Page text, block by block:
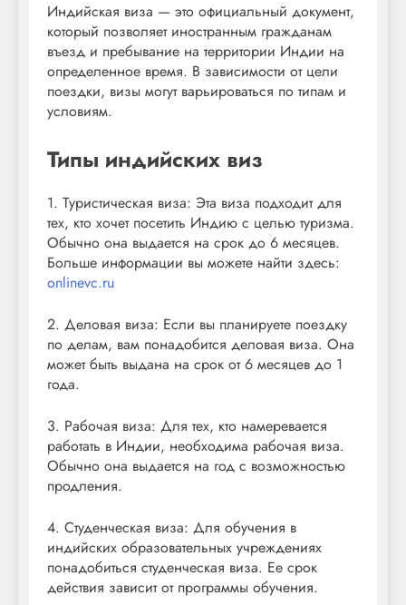
Индийская виза — это официальный документ,
который позволяет иностранным гражданам
въезд и пребывание на территории Индии на
определенное время. В зависимости от цели
поездки, визы могут варьироваться по типам и
условиям.
Типы индийских виз
1. Туристическая виза: Эта виза подходит для
тех, кто хочет посетить Индию с целью туризма.
Обычно она выдается на срок до 6 месяцев.
Больше информации вы можете найти здесь:
onlinevc.ru
2. Деловая виза: Если вы планируете поездку
по делам, вам понадобится деловая виза. Она
может быть выдана на срок от 6 месяцев до 1
года.
3. Рабочая виза: Для тех, кто намеревается
работать в Индии, необходима рабочая виза.
Обычно она выдается на год с возможностью
продления.
4. Студенческая виза: Для обучения в
индийских образовательных учреждениях
понадобиться студенческая виза. Ее срок
действия зависит от программы обучения.